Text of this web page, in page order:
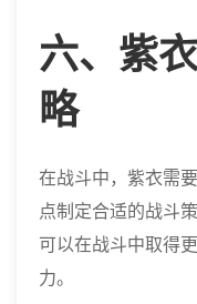
六、紫
略
在战斗中，紫衣需
点制定合适的战斗
可以在战斗中取得
力。